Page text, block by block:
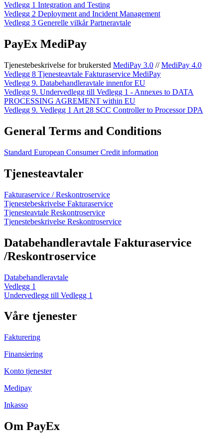
Vedlegg 1 Integration and Testing
Vedlegg 2 Deployment and Incident Management
Vedlegg 3 Generelle vilkår Partneravtale
PayEx MediPay
Tjenestebeskrivelse for brukersted MediPay 3.0 //MediPay 4.0
Vedlegg 8 Tjenesteavtale Fakturaservice MediPay
Vedlegg 9. Databehandleravtale innenfor EU
Vedlegg 9. Undervedlegg till Vedlegg 1 - Annexes to DATA
PROCESSING AGREMENT within EU
Vedlegg 9. Vedlegg 1 Art 28 SCC Controller to Processor DPA
General Terms and Conditions
Standard European Consumer Credit information
Tjenesteavtaler
Fakturaservice / Reskontroservice
Tjenestebeskrivelse Fakturaservice
Tjenesteavtale Reskontroservice
Tjenestebeskrivelse Reskontroservice
Databehandleravtale Fakturaservice
/Reskontroservice
Databehandleravtale
Vedlegg 1
Undervedlegg till Vedlegg 1
Våre tjenester
Fakturering
Finansiering
Konto tjenester
Medipay
Inkasso
Om PayEx